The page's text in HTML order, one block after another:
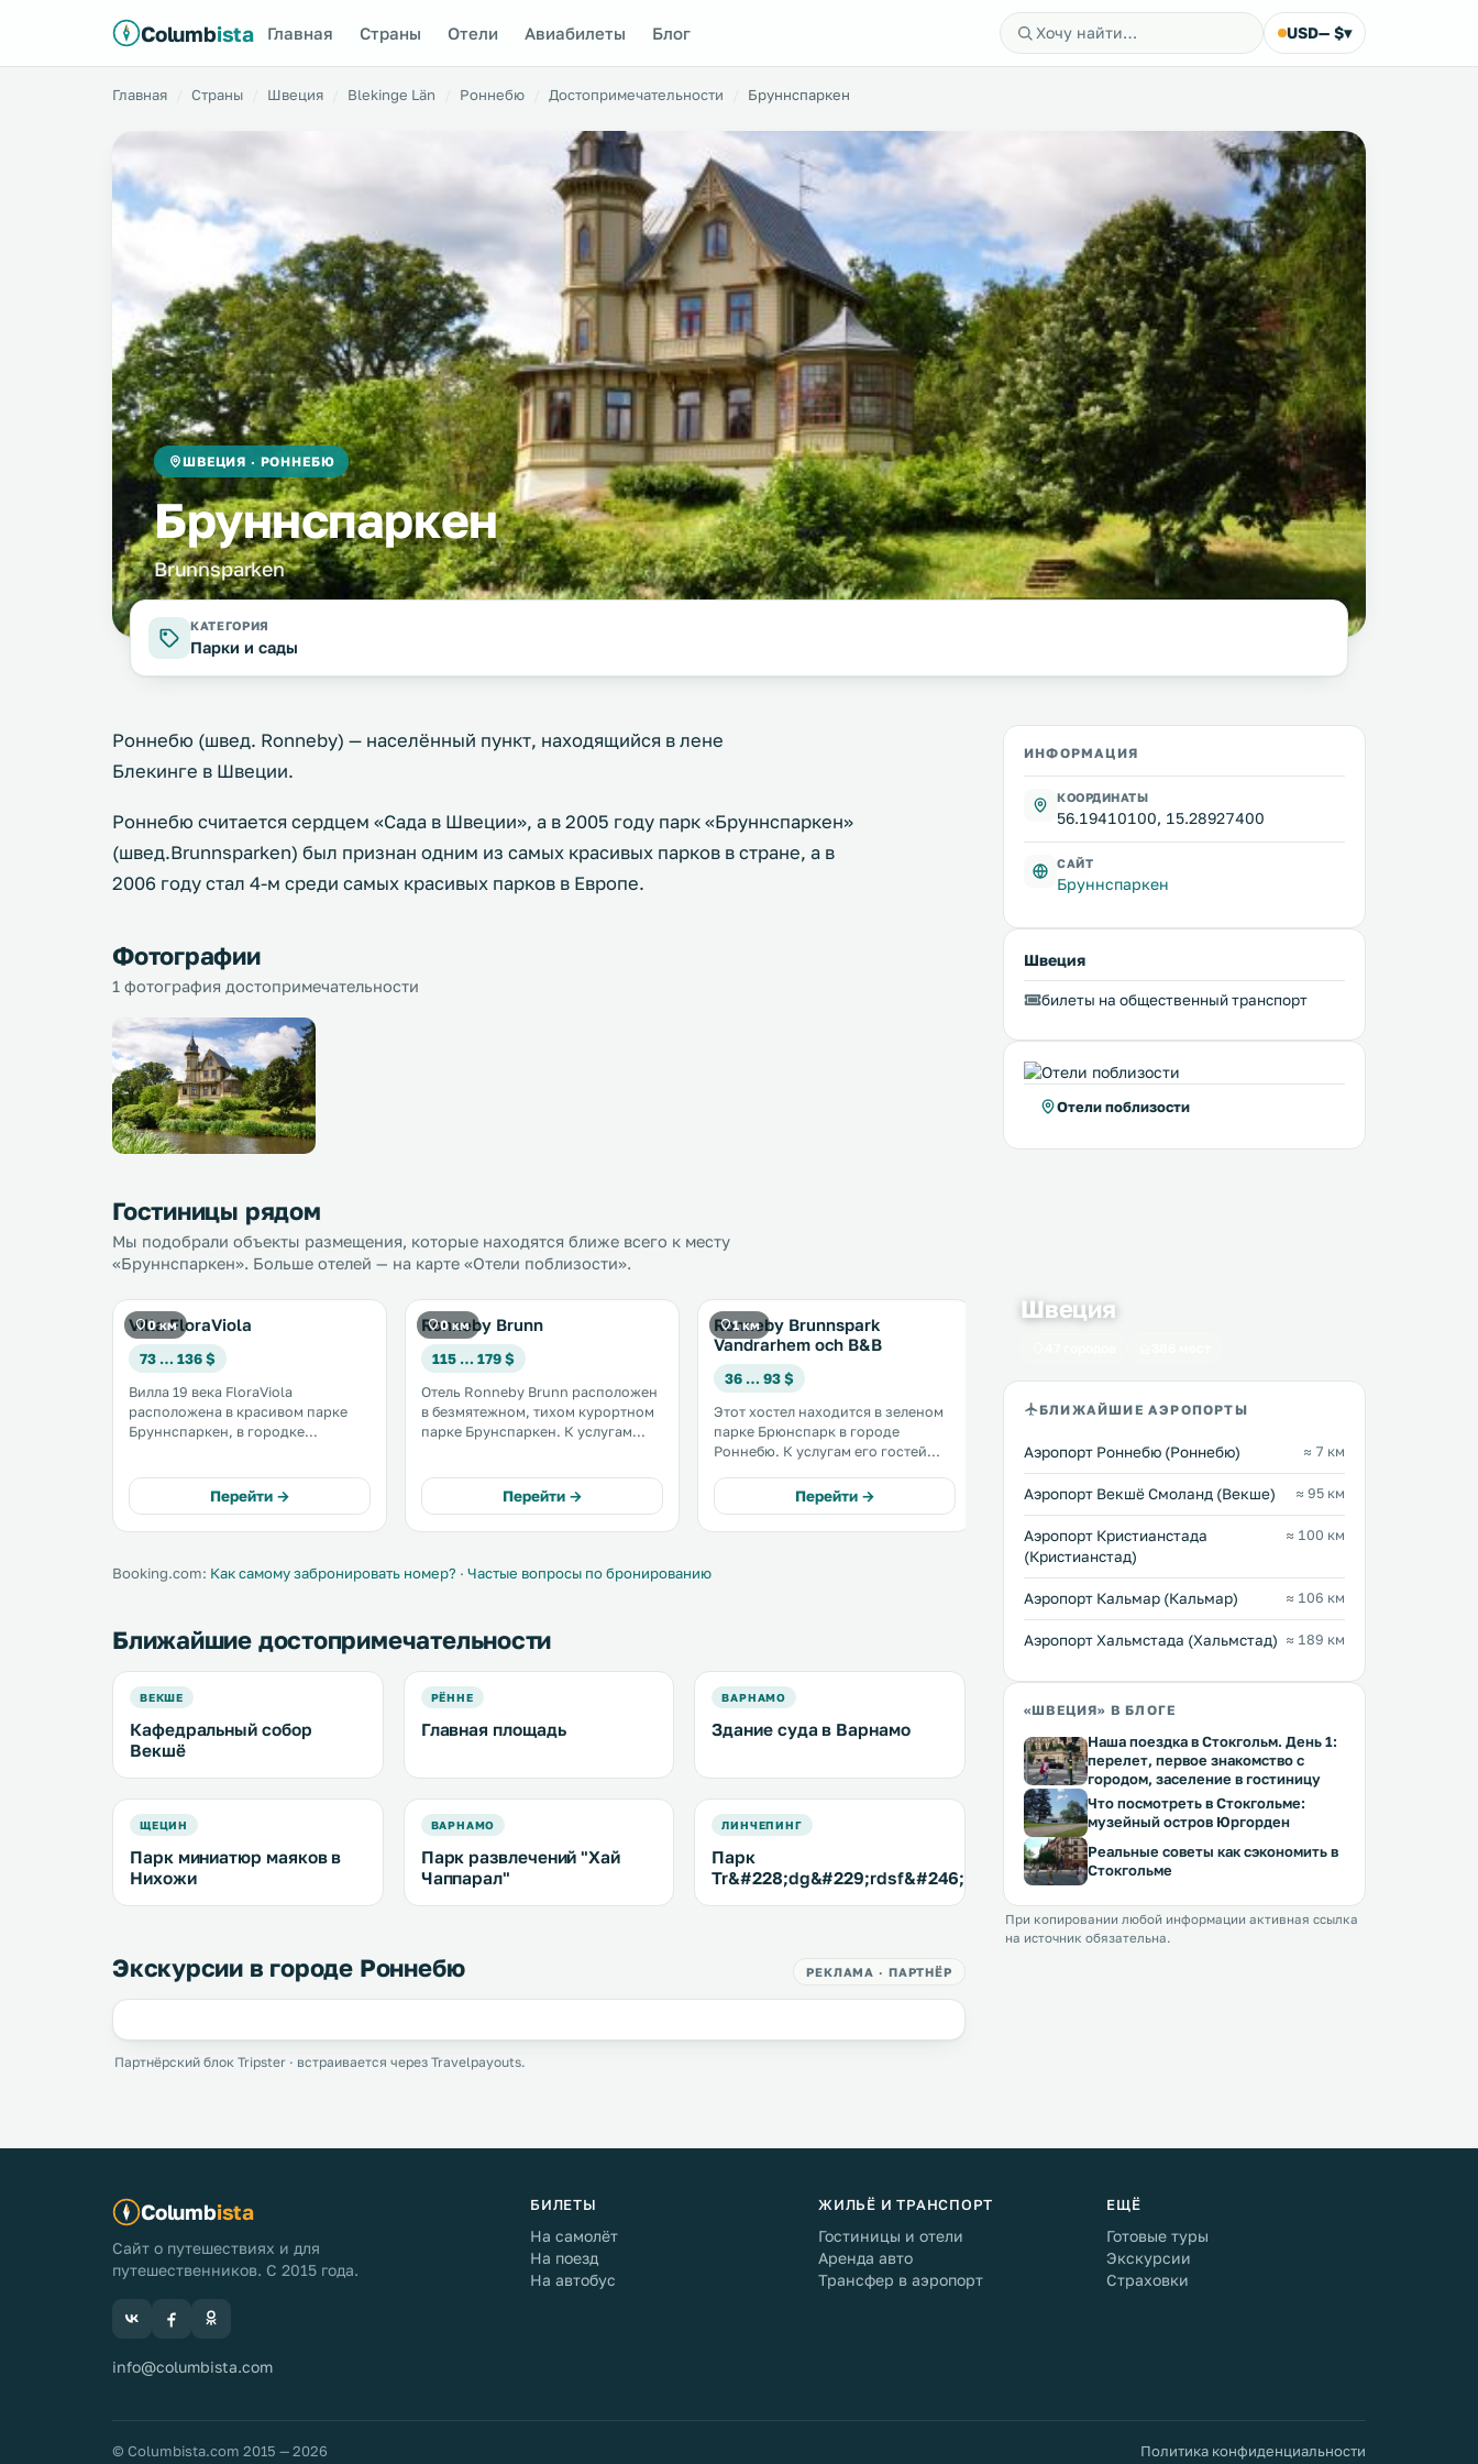
Columbista Главная Страны Отели Авиабилеты Блог USD— $▾
Главная Страны Швеция Blekinge Län Роннебю Достопримечательности Бруннспаркен
ШВЕЦИЯ · РОННЕБЮ
Бруннспаркен
Brunnsparken
КАТЕГОРИЯ
Парки и сады
Роннебю (швед. Ronneby) — населённый пункт, находящийся в лене
Блекинге в Швеции.
Роннебю считается сердцем «Сада в Швеции», а в 2005 году парк «Бруннспаркен»
(швед.Brunnsparken) был признан одним из самых красивых парков в стране, а в
2006 году стал 4-м среди самых красивых парков в Европе.
Фотографии
1 фотография достопримечательности
Гостиницы рядом
Мы подобрали объекты размещения, которые находятся ближе всего к месту
«Бруннспаркен». Больше отелей — на карте «Отели поблизости».
0 км
Villa FloraViola
73 … 136 $
Вилла 19 века FloraViola
расположена в красивом парке
Бруннспаркен, в городке
видом на парк, напольным
покрытием из дерева и
телевизором с плоским экраном. .
Перейти →
0 км
Ronneby Brunn
115 … 179 $
Отель Ronneby Brunn расположен
в безмятежном, тихом курортном
парке Брунспаркен. К услугам
выбор развлечений на любой вкус.
Гольф-клуб Ronneby находится в
500 метрах. .
Перейти →
1 км
Ronneby Brunnspark
Vandrarhem och B&B
36 … 93 $
Этот хостел находится в зеленом
парке Брюнспарк в городе
Роннебю. К услугам его гостей
гостевая кухня бесплатный Wi-Fi и
бесплатная парковка. .
Перейти →
1 км
Hotell Villa Vesta
Этот отель расположен в тихом
месте в 25 метрах от реки
центра города Роннебю. К услугам
гостей бесплатный Wi-Fi, со
вкусом оформленные номера и
терраса. .
Перейти →
km from Karlshamn,
Booking.com: Как самому забронировать номер? · Частые вопросы по бронированию
Ближайшие достопримечательности
ВЕКШЕ
Кафедральный собор
Векшё
РЁННЕ
Главная площадь
ВАРНАМО
Здание суда в Варнамо
ЩЕЦИН
Парк миниатюр маяков в
Нихожи
ВАРНАМО
Парк развлечений "Хай
Чаппарал"
ЛИНЧЕПИНГ
Парк
Tr&#228;dg&#229;rdsf&#246;rening
Экскурсии в городе Роннебю РЕКЛАМА · ПАРТНЁР
Партнёрский блок Tripster · встраивается через Travelpayouts.
ИНФОРМАЦИЯ
КООРДИНАТЫ
56.19410100, 15.28927400
САЙТ
Бруннспаркен
Швеция
билеты на общественный транспорт
Отели поблизости
Швеция
БЛИЖАЙШИЕ АЭРОПОРТЫ
Аэропорт Роннебю (Роннебю) ≈ 7 км
Аэропорт Векшё Смоланд (Векше) ≈ 95 км
Аэропорт Кристианстада
(Кристианстад)
≈ 100 км
Аэропорт Кальмар (Кальмар) ≈ 106 км
Аэропорт Хальмстада (Хальмстад) ≈ 189 км
«ШВЕЦИЯ» В БЛОГЕ
Наша поездка в Стокгольм. День 1:
перелет, первое знакомство с
городом, заселение в гостиницу
Что посмотреть в Стокгольме:
музейный остров Юргорден
Реальные советы как сэкономить в
Стокгольме
При копировании любой информации активная ссылка
на источник обязательна.
Columbista
Сайт о путешествиях и для
путешественников. С 2015 года.
info@columbista.com
БИЛЕТЫ
На самолёт
На поезд
На автобус
ЖИЛЬЁ И ТРАНСПОРТ
Гостиницы и отели
Аренда авто
Трансфер в аэропорт
ЕЩЁ
Готовые туры
Экскурсии
Страховки
© Columbista.com 2015 — 2026 Политика конфиденциальности